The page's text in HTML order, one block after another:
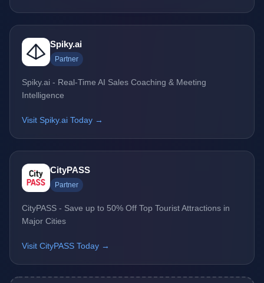
Spiky.ai
Partner
Spiky.ai - Real-Time AI Sales Coaching & Meeting
Intelligence
Visit Spiky.ai Today →
CityPASS
Partner
CityPASS - Save up to 50% Off Top Tourist Attractions in
Major Cities
Visit CityPASS Today →